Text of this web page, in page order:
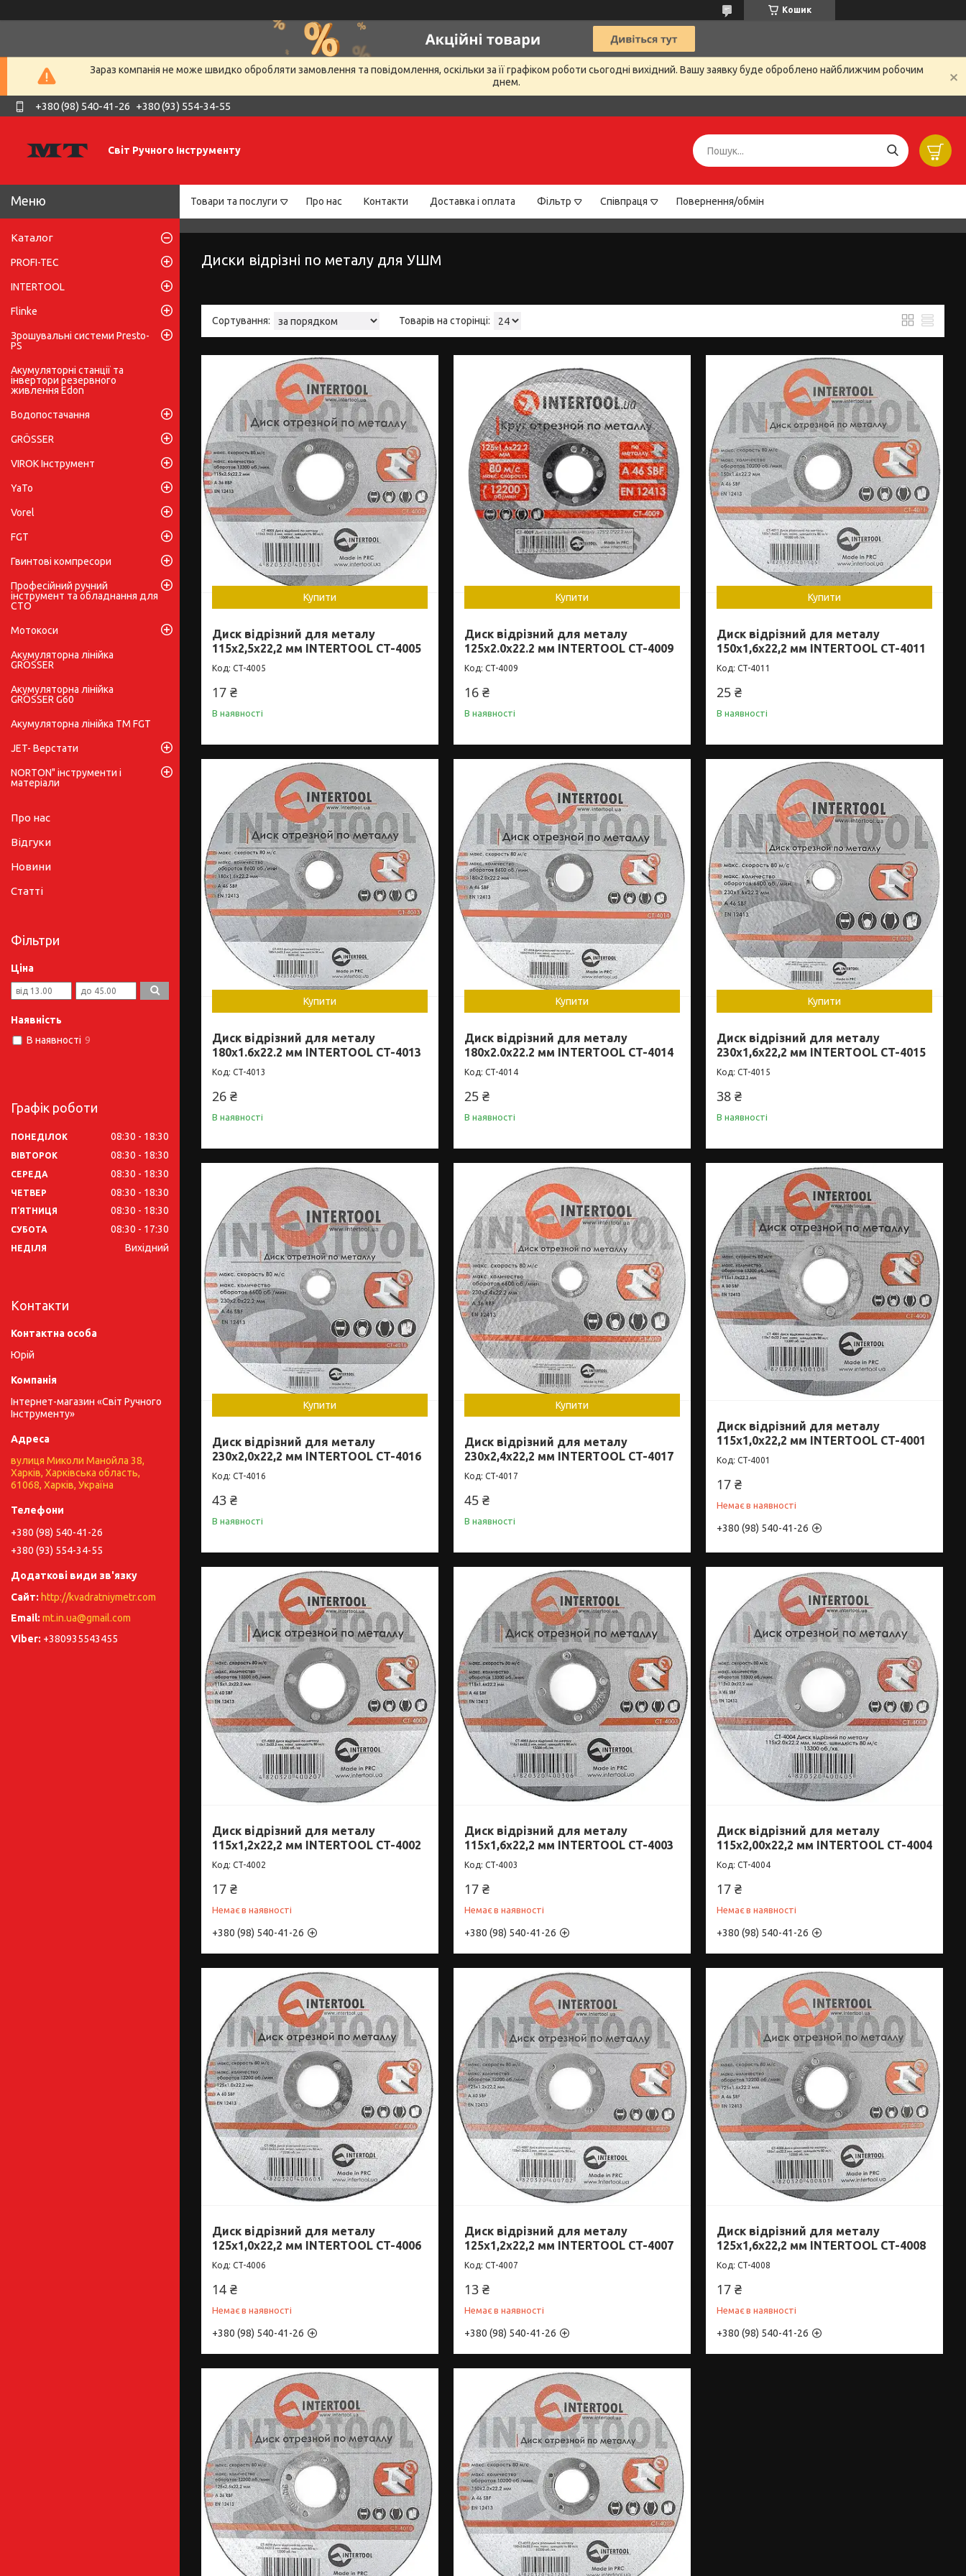
Кошик
Зараз компанія не може швидко обробляти замовлення та повідомлення, оскільки за її графіком роботи сьогодні вихідний. Вашу заявку буде оброблено найближчим робочим
днем.
+380 (98) 540-41-26 +380 (93) 554-34-55
Світ Ручного Інструменту
Товари та послуги Про нас Контакти Доставка і оплата Фільтр Співпраця Повернення/обмін
Диски відрізні по металу для УШМ
Купити
Диск відрізний для металу
115x2,5x22,2 мм INTERTOOL CT-4005
CT-4005
17 ₴
В наявності
Купити
Диск відрізний для металу
125x2.0x22.2 мм INTERTOOL CT-4009
CT-4009
16 ₴
В наявності
Купити
Диск відрізний для металу
150x1,6x22,2 мм INTERTOOL CT-4011
CT-4011
25 ₴
В наявності
Купити
Диск відрізний для металу
180x1.6x22.2 мм INTERTOOL CT-4013
CT-4013
26 ₴
В наявності
Купити
Диск відрізний для металу
180x2.0x22.2 мм INTERTOOL CT-4014
CT-4014
25 ₴
В наявності
Купити
Диск відрізний для металу
230x1,6x22,2 мм INTERTOOL CT-4015
CT-4015
38 ₴
В наявності
Купити
Диск відрізний для металу
230x2,0x22,2 мм INTERTOOL CT-4016
CT-4016
43 ₴
В наявності
Купити
Диск відрізний для металу
230x2,4x22,2 мм INTERTOOL CT-4017
CT-4017
45 ₴
В наявності
Диск відрізний для металу
115x1,0x22,2 мм INTERTOOL CT-4001
CT-4001
17 ₴
Немає в наявності
+380 (98) 540-41-26
Диск відрізний для металу
115x1,2x22,2 мм INTERTOOL CT-4002
CT-4002
17 ₴
Немає в наявності
+380 (98) 540-41-26
Диск відрізний для металу
115x1,6x22,2 мм INTERTOOL CT-4003
CT-4003
17 ₴
Немає в наявності
+380 (98) 540-41-26
Диск відрізний для металу
115x2,00x22,2 мм INTERTOOL CT-4004
CT-4004
17 ₴
Немає в наявності
+380 (98) 540-41-26
Диск відрізний для металу
125x1,0x22,2 мм INTERTOOL CT-4006
CT-4006
14 ₴
Немає в наявності
+380 (98) 540-41-26
Диск відрізний для металу
125x1,2x22,2 мм INTERTOOL CT-4007
CT-4007
13 ₴
Немає в наявності
+380 (98) 540-41-26
Диск відрізний для металу
125x1,6x22,2 мм INTERTOOL CT-4008
CT-4008
17 ₴
Немає в наявності
+380 (98) 540-41-26
Каталог
PROFI-TEC
INTERTOOL
Flinke
Зрошувальні системи Presto-
PS
Акумуляторні станції та
інвертори резервного
живлення Edon
Водопостачання
GRÖSSER
VIROK Інструмент
YaTo
Vorel
FGT
Гвинтові компресори
Професійний ручний
інструмент та обладнання для
СТО
Мотокоси
Акумуляторна лінійка
GRÖSSER
Акумуляторна лінійка
GRÖSSER G60
Акумуляторна лінійка ТМ FGT
JET- Верстати
NORTON" інструменти і
матеріали
Про нас
Відгуки
Новини
Статті
Фільтри
Ціна
Наявність
В наявності 9
Графік роботи
ПОНЕДІЛОК 08:30 18:30
ВІВТОРОК 08:30 18:30
СЕРЕДА 08:30 18:30
ЧЕТВЕР 08:30 18:30
ПʼЯТНИЦЯ 08:30 18:30
СУБОТА 08:30 17:30
НЕДІЛЯ Вихідний
Контакти
Юрій
Інтернет-магазин «Світ Ручного
Інструменту»
вулиця Миколи Манойла 38,
Харків, Харківська область,
61068, Харків, Україна
+380 (98) 540-41-26
+380 (93) 554-34-55
http://kvadratniymetr.com
mt.in.ua@gmail.com
+380935543455